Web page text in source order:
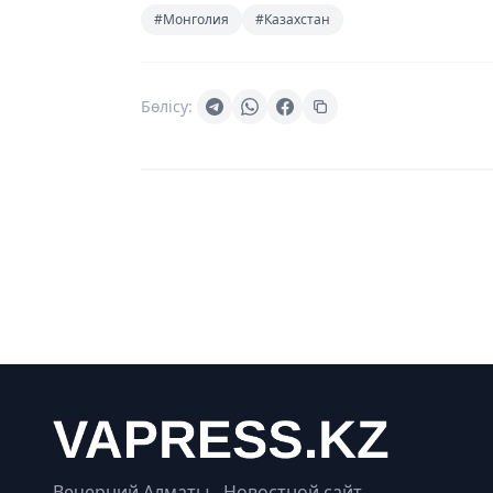
#Монголия #Казахстан
Бөлісу: